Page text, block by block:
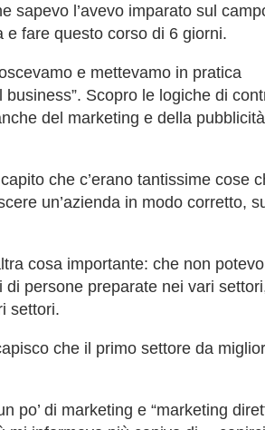
sapevo l’avevo imparato sul
e fare questo corso di 6 giorni.
e mettevamo in pratica
business”. Scopro le logiche di
del marketing e della pubblicità
che c’erano tantissime cose
un’azienda in modo corretto,
cosa importante: che non
persone preparate nei vari
settori.
che il primo settore da
po’ di marketing e “marketing